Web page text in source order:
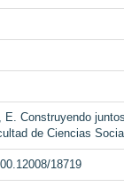
E. Construyendo
de Ciencias
18719